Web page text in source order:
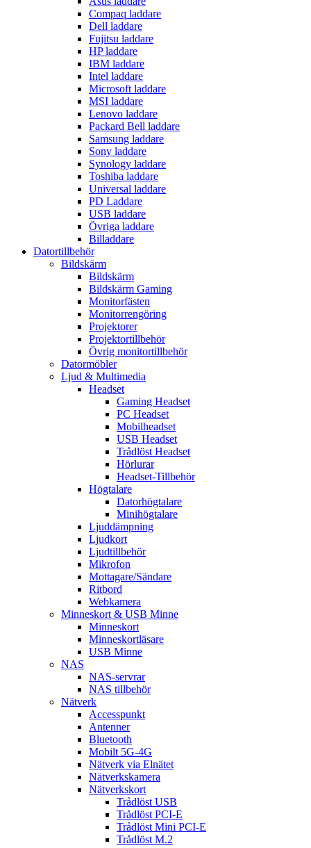
Compaq laddare
Dell laddare
Fujitsu laddare
HP laddare
IBM laddare
Intel laddare
Microsoft laddare
MSI laddare
Lenovo laddare
Packard Bell laddare
Samsung laddare
Sony laddare
Synology laddare
Toshiba laddare
Universal laddare
PD Laddare
USB laddare
Övriga laddare
Billaddare
Datortillbehör
Bildskärm
Bildskärm
Bildskärm Gaming
Monitorfästen
Monitorrengöring
Projektorer
Projektortillbehör
Övrig monitortillbehör
Datormöbler
Ljud & Multimedia
Headset
Gaming Headset
PC Headset
Mobilheadset
USB Headset
Trådlöst Headset
Hörlurar
Headset-Tillbehör
Högtalare
Datorhögtalare
Minihögtalare
Ljuddämpning
Ljudkort
Ljudtillbehör
Mikrofon
Mottagare/Sändare
Ritbord
Webkamera
Minneskort & USB Minne
Minneskort
Minneskortläsare
USB Minne
NAS
NAS-servrar
NAS tillbehör
Nätverk
Accesspunkt
Antenner
Bluetooth
Mobilt 5G-4G
Nätverk via Elnätet
Nätverkskamera
Nätverkskort
Trådlöst USB
Trådlöst PCI-E
Trådlöst Mini PCI-E
Trådlöst M.2